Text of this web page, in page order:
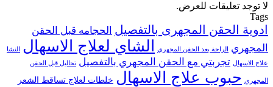
لا توجد تعليقات للعرض.
Tags
ادوية الحقن المجهرى بالتفصيل الحجامه قبل الحقن
المجهري
الراحة بعد الحقن المجهري الشاي لعلاج الاسهال النشا
علاج الاسهال تجربتي مع الحقن المجهري بالتفصيل تحاليل قبل الحقن
المجهري حبوب علاج الاسهال خلطات لعلاج تساقط الشعر